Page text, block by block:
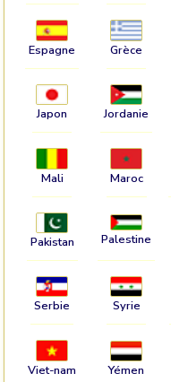
Espagne Grèce
Japon Jordanie
Mali Maroc
Pakistan Palestine
Serbie Syrie
Viet-nam Yémen